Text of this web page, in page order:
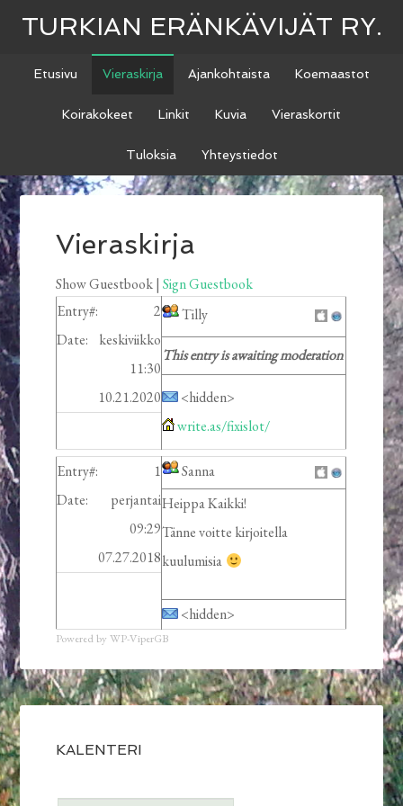
TURKIAN ERÄNKÄVIJÄT RY.
Etusivu Vieraskirja Ajankohtaista Koemaastot
Koirakokeet Linkit Kuvia Vieraskortit
Tuloksia Yhteystiedot
Vieraskirja
Show Guestbook |Sign Guestbook
Entry#:
2
Date:
keskiviikko
11:30
10.21.2020
Tilly
This entry is awaiting moderation
<hidden>
write.as/fixislot/
Entry#:
1
Date:
perjantai
09:29
07.27.2018
Sanna
Heippa Kaikki!
Tänne voitte kirjoitella
kuulumisia
<hidden>
Powered by WP-ViperGB
KALENTERI